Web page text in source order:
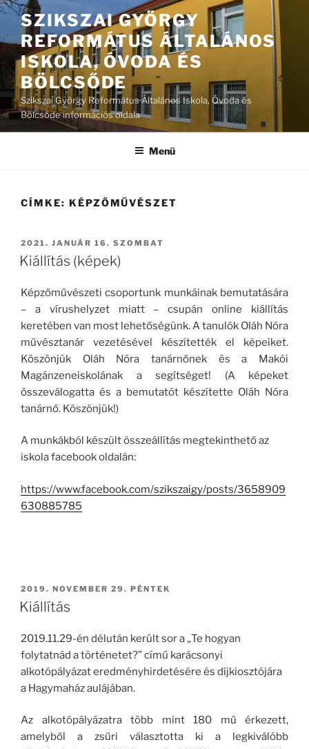
Tartalomhoz
SZIKSZAI GYÖRGY
REFORMÁTUS ÁLTALÁNOS
ISKOLA, ÓVODA ÉS
BÖLCSŐDE
Szikszai György Református Általános Iskola, Óvoda és
Bölcsőde információs oldala
Menü
CÍMKE: KÉPZŐMŰVÉSZET
BEKÜLDVE:
2021. JANUÁR 16. SZOMBAT
Kiállítás (képek)
Képzőművészeti csoportunk munkáinak bemutatására
– a vírushelyzet miatt – csupán online kiállítás
keretében van most lehetőségünk. A tanulók Oláh Nóra
művésztanár vezetésével készítették el képeiket.
Köszönjük Oláh Nóra tanárnőnek és a Makói
Magánzeneiskolának a segítséget! (A képeket
összeválogatta és a bemutatót készítette Oláh Nóra
tanárnő. Köszönjük!)
A munkákból készült összeállítás megtekinthető az
iskola facebook oldalán:
https://www.facebook.com/szikszaigy/posts/3658909
630885785
BEKÜLDVE:
2019. NOVEMBER 29. PÉNTEK
Kiállítás
2019.11.29-én délután került sor a „Te hogyan
folytatnád a történetet?” című karácsonyi
alkotópályázat eredményhirdetésére és díjkiosztójára
a Hagymaház aulájában.
Az alkotópályázatra több mint 180 mű érkezett,
amelyből a zsűri választotta ki a legkiválóbb